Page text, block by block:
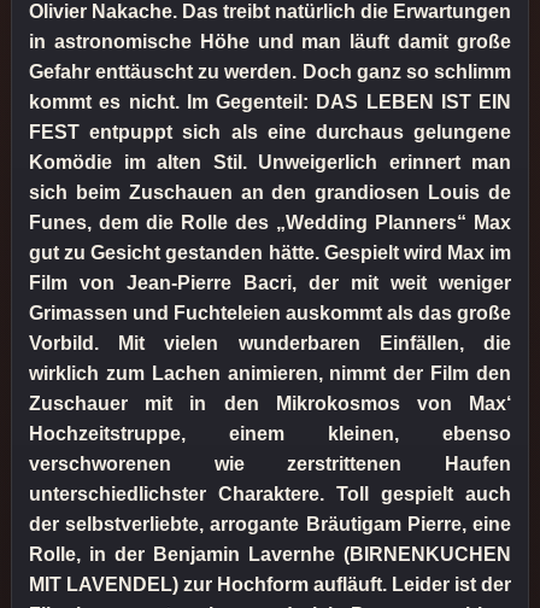
Olivier Nakache. Das treibt natürlich die Erwartungen
in astronomische Höhe und man läuft damit große
Gefahr enttäuscht zu werden. Doch ganz so schlimm
kommt es nicht. Im Gegenteil: DAS LEBEN IST EIN
FEST entpuppt sich als eine durchaus gelungene
Komödie im alten Stil. Unweigerlich erinnert man
sich beim Zuschauen an den grandiosen Louis de
Funes, dem die Rolle des „Wedding Planners“ Max
gut zu Gesicht gestanden hätte. Gespielt wird Max im
Film von Jean-Pierre Bacri, der mit weit weniger
Grimassen und Fuchteleien auskommt als das große
Vorbild. Mit vielen wunderbaren Einfällen, die
wirklich zum Lachen animieren, nimmt der Film den
Zuschauer mit in den Mikrokosmos von Max‘
Hochzeitstruppe, einem kleinen, ebenso
verschworenen wie zerstrittenen Haufen
unterschiedlichster Charaktere. Toll gespielt auch
der selbstverliebte, arrogante Bräutigam Pierre, eine
Rolle, in der Benjamin Lavernhe (BIRNENKUCHEN
MIT LAVENDEL) zur Hochform aufläuft. Leider ist der